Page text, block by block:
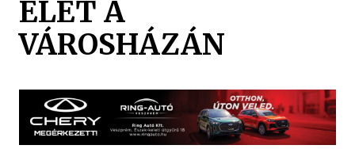
ÉLET A
VÁROSHÁZÁN